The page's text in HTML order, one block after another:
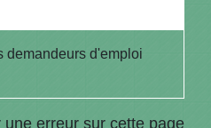
demandeurs d'emploi
une erreur sur cette page